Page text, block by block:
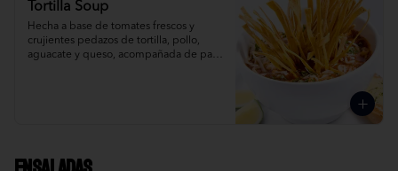
Tortilla Soup
Hecha a base de tomates frescos y
crujientes pedazos de tortilla, pollo,
aguacate y queso, acompañada de pan